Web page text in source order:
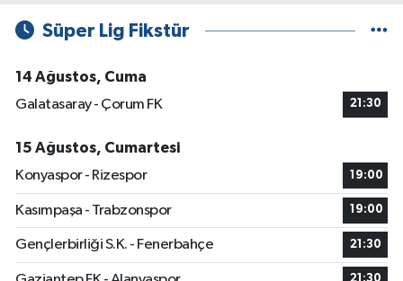
Süper Lig Fikstür
14 Ağustos, Cuma
Galatasaray - Çorum FK
21:30
15 Ağustos, Cumartesi
Konyaspor - Rizespor
19:00
Kasımpaşa - Trabzonspor 19:00
Gençlerbirliği S.K. - Fenerbahçe 21:30